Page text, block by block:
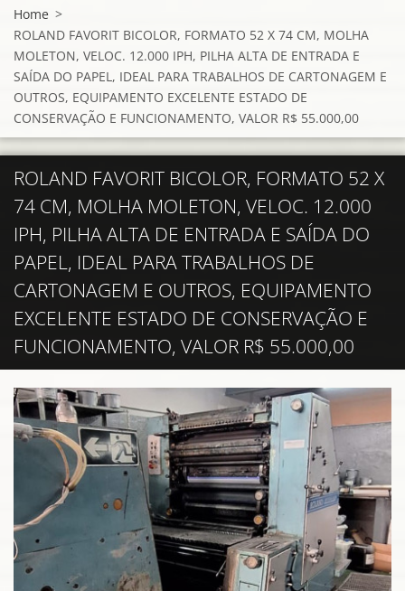
Home >
ROLAND FAVORIT BICOLOR, FORMATO 52 X 74 CM, MOLHA
MOLETON, VELOC. 12.000 IPH, PILHA ALTA DE ENTRADA E
SAÍDA DO PAPEL, IDEAL PARA TRABALHOS DE CARTONAGEM E
OUTROS, EQUIPAMENTO EXCELENTE ESTADO DE
CONSERVAÇÃO E FUNCIONAMENTO, VALOR R$ 55.000,00
ROLAND FAVORIT BICOLOR, FORMATO 52 X
74 CM, MOLHA MOLETON, VELOC. 12.000
IPH, PILHA ALTA DE ENTRADA E SAÍDA DO
PAPEL, IDEAL PARA TRABALHOS DE
CARTONAGEM E OUTROS, EQUIPAMENTO
EXCELENTE ESTADO DE CONSERVAÇÃO E
FUNCIONAMENTO, VALOR R$ 55.000,00